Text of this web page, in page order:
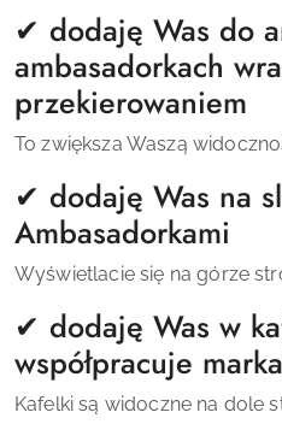
✔ dodaję Was do
ambasadorkach
przekierowaniem
To zwiększa Waszą
✔ dodaję Was na
Ambasadorkami
Wyświetlacie się na górze
✔ dodaję Was w
współpracuje
Kafelki są widoczne na dole